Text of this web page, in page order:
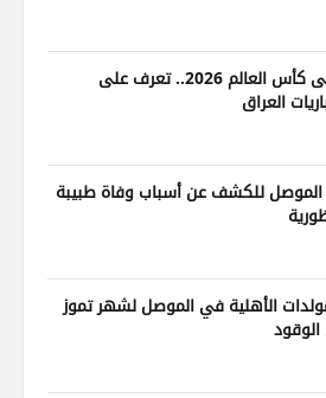
من ودية الأربعاء إلى كأس العالم 2026.. تعرف على
العراق
للكشف عن أسباب وفاة طبيبة
الأهلية في الموصل لشهر تموز